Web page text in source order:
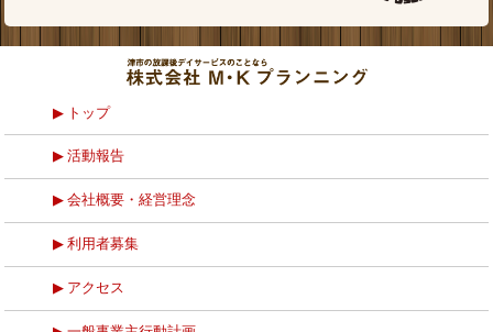
トップ
活動報告
会社概要・経営理念
利用者募集
アクセス